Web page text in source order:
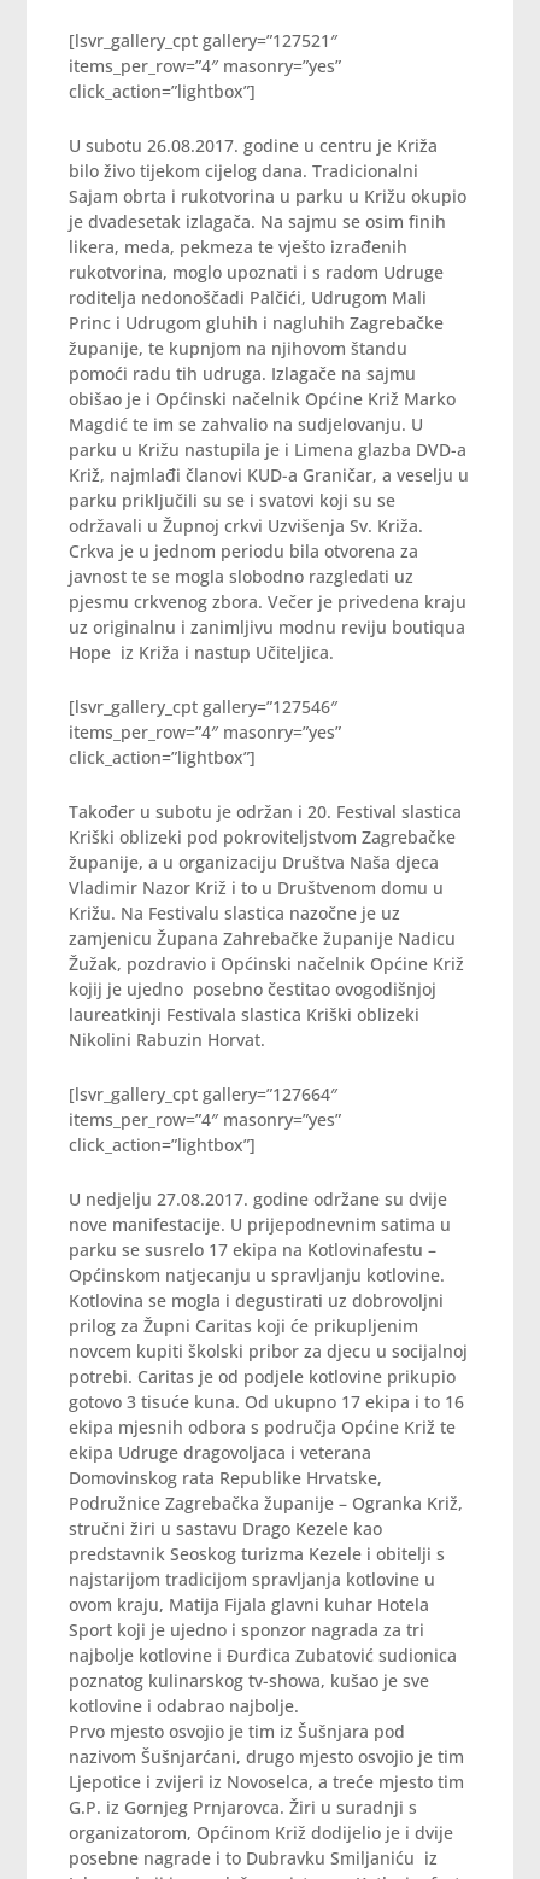
[lsvr_gallery_cpt gallery=”127521″
items_per_row=”4″ masonry=”yes”
click_action=”lightbox”]
U subotu 26.08.2017. godine u centru je Križa
bilo živo tijekom cijelog dana. Tradicionalni
Sajam obrta i rukotvorina u parku u Križu okupio
je dvadesetak izlagača. Na sajmu se osim finih
likera, meda, pekmeza te vješto izrađenih
rukotvorina, moglo upoznati i s radom Udruge
roditelja nedonoščadi Palčići, Udrugom Mali
Princ i Udrugom gluhih i nagluhih Zagrebačke
županije, te kupnjom na njihovom štandu
pomoći radu tih udruga. Izlagače na sajmu
obišao je i Općinski načelnik Općine Križ Marko
Magdić te im se zahvalio na sudjelovanju. U
parku u Križu nastupila je i Limena glazba DVD-a
Križ, najmlađi članovi KUD-a Graničar, a veselju u
parku priključili su se i svatovi koji su se
održavali u Župnoj crkvi Uzvišenja Sv. Križa.
Crkva je u jednom periodu bila otvorena za
javnost te se mogla slobodno razgledati uz
pjesmu crkvenog zbora. Večer je privedena kraju
uz originalnu i zanimljivu modnu reviju boutiqua
Hope iz Križa i nastup Učiteljica.
[lsvr_gallery_cpt gallery=”127546″
items_per_row=”4″ masonry=”yes”
click_action=”lightbox”]
Također u subotu je održan i 20. Festival slastica
Kriški oblizeki pod pokroviteljstvom Zagrebačke
županije, a u organizaciju Društva Naša djeca
Vladimir Nazor Križ i to u Društvenom domu u
Križu. Na Festivalu slastica nazočne je uz
zamjenicu Župana Zahrebačke županije Nadicu
Žužak, pozdravio i Općinski načelnik Općine Križ
kojij je ujedno posebno čestitao ovogodišnjoj
laureatkinji Festivala slastica Kriški oblizeki
Nikolini Rabuzin Horvat.
[lsvr_gallery_cpt gallery=”127664″
items_per_row=”4″ masonry=”yes”
click_action=”lightbox”]
U nedjelju 27.08.2017. godine održane su dvije
nove manifestacije. U prijepodnevnim satima u
parku se susrelo 17 ekipa na Kotlovinafestu –
Općinskom natjecanju u spravljanju kotlovine.
Kotlovina se mogla i degustirati uz dobrovoljni
prilog za Župni Caritas koji će prikupljenim
novcem kupiti školski pribor za djecu u socijalnoj
potrebi. Caritas je od podjele kotlovine prikupio
gotovo 3 tisuće kuna. Od ukupno 17 ekipa i to 16
ekipa mjesnih odbora s područja Općine Križ te
ekipa Udruge dragovoljaca i veterana
Domovinskog rata Republike Hrvatske,
Podružnice Zagrebačka županije – Ogranka Križ,
stručni žiri u sastavu Drago Kezele kao
predstavnik Seoskog turizma Kezele i obitelji s
najstarijom tradicijom spravljanja kotlovine u
ovom kraju, Matija Fijala glavni kuhar Hotela
Sport koji je ujedno i sponzor nagrada za tri
najbolje kotlovine i Đurđica Zubatović sudionica
poznatog kulinarskog tv-showa, kušao je sve
kotlovine i odabrao najbolje.
Prvo mjesto osvojio je tim iz Šušnjara pod
nazivom Šušnjarćani, drugo mjesto osvojio je tim
Ljepotice i zvijeri iz Novoselca, a treće mjesto tim
G.P. iz Gornjeg Prnjarovca. Žiri u suradnji s
organizatorom, Općinom Križ dodijelio je i dvije
posebne nagrade i to Dubravku Smiljaniću iz